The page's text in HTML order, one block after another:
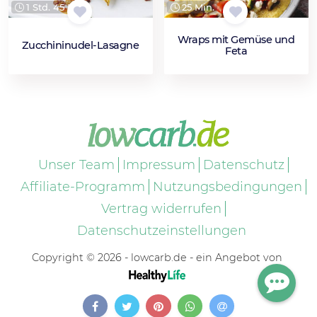
1 Std. 45 Min.
Zucchininudel-Lasagne
25 Min.
Wraps mit Gemüse und
Feta
Unser Team Impressum
Datenschutz
Affiliate-Programm
Nutzungsbedingungen
Vertrag widerrufen
Datenschutzeinstellungen
Copyright © 2026 - lowcarb.de - ein Angebot von